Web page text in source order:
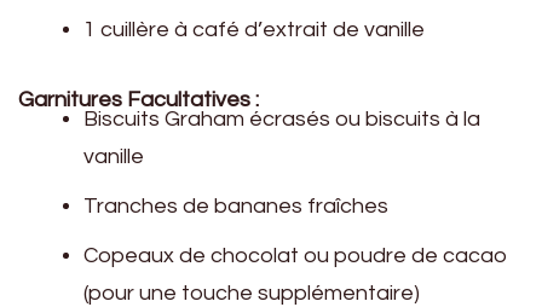
1 cuillère à café d’extrait de vanille
Garnitures Facultatives :
Biscuits Graham écrasés ou biscuits à la
vanille
Tranches de bananes fraîches
Copeaux de chocolat ou poudre de cacao
(pour une touche supplémentaire)